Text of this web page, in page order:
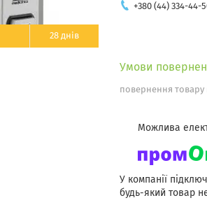
28 днів
+380 (44) 334-44-
повернення товару
У компанії
будь-який товар